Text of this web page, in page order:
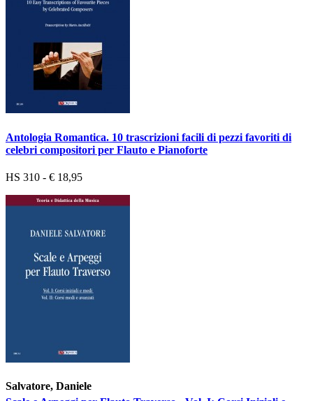
Antologia Romantica. 10 trascrizioni facili di pezzi favoriti di
celebri compositori per Flauto e Pianoforte
HS 310 - € 18,95
Salvatore, Daniele